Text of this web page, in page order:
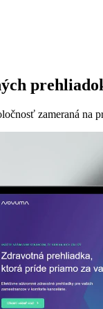
zameraná na